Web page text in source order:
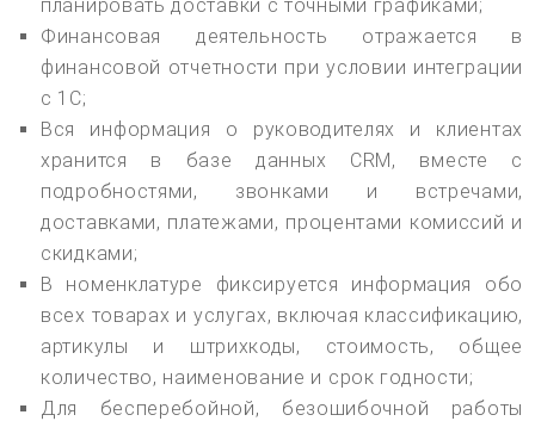
планировать доставки с точными графиками;
Финансовая деятельность отражается в
финансовой отчетности при условии интеграции
с 1С;
Вся информация о руководителях и клиентах
хранится в базе данных CRM, вместе с
подробностями, звонками и встречами,
доставками, платежами, процентами комиссий и
скидками;
В номенклатуре фиксируется информация обо
всех товарах и услугах, включая классификацию,
артикулы и штрихкоды, стоимость, общее
количество, наименование и срок годности;
Для бесперебойной, безошибочной работы